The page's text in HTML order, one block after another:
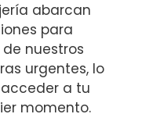
abarcan
para
nuestros
urgentes, lo
a tu
momento.